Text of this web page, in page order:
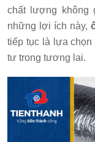
chất lượng không
những lợi ích này,
tiếp tục là lựa chọn
tư trong tương lai.